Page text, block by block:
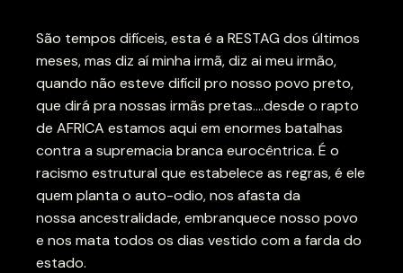
São tempos difíceis, esta é a RESTAG dos últimos
meses, mas diz aí minha irmã, diz ai meu irmão,
quando não esteve difícil pro nosso povo preto,
que dirá pra nossas irmãs pretas….desde o rapto
de AFRICA estamos aqui em enormes batalhas
contra a supremacia branca eurocêntrica. É o
racismo estrutural que estabelece as regras, é ele
quem planta o auto-odio, nos afasta da
nossa ancestralidade, embranquece nosso povo
e nos mata todos os dias vestido com a farda do
estado.